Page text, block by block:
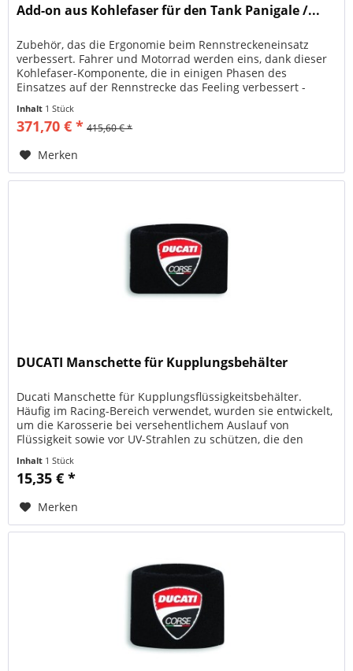
Add-on aus Kohlefaser für den Tank Panigale /...
Zubehör, das die Ergonomie beim Rennstreckeneinsatz
verbessert. Fahrer und Motorrad werden eins, dank dieser
Kohlefaser-Komponente, die in einigen Phasen des
Einsatzes auf der Rennstrecke das Feeling verbessert -
Inhalt 1 Stück
371,70 € * 415,60 € *
Merken
DUCATI Manschette für Kupplungsbehälter
Ducati Manschette für Kupplungsflüssigkeitsbehälter.
Häufig im Racing-Bereich verwendet, wurden sie entwickelt,
um die Karosserie bei versehentlichem Auslauf von
Flüssigkeit sowie vor UV-Strahlen zu schützen, die den
Inhalt 1 Stück
15,35 € *
Merken